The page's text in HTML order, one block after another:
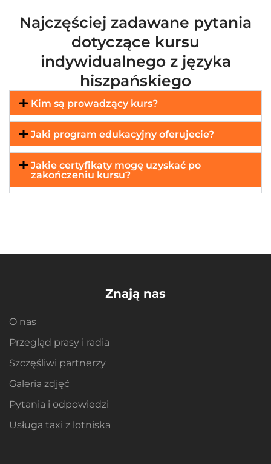
Najczęściej zadawane pytania
dotyczące kursu
indywidualnego z języka
hiszpańskiego
Kim są prowadzący kurs?
Jaki program edukacyjny oferujecie?
Jakie certyfikaty mogę uzyskać po
zakończeniu kursu?
Znają nas
O nas
Przegląd prasy i radia
Szczęśliwi partnerzy
Galeria zdjęć
Pytania i odpowiedzi
Usługa taxi z lotniska